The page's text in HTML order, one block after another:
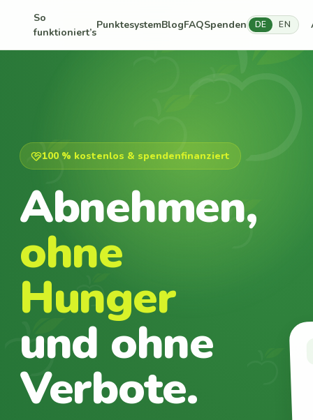
So
funktioniert’s
PunktesystemBlogFAQSpenden DE EN
100 % kostenlos & spendenfinanziert
Abnehmen,
ohne
Hunger
und ohne
Verbote.